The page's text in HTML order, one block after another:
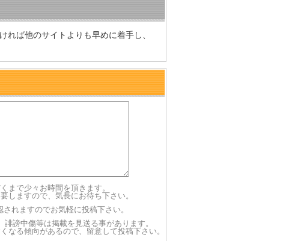
ば他のサイトよりも早めに着手し、
まで少々お時間を頂きます。
しますので、気長にお待ち下さい。
れますのでお気軽に投稿下さい。
謗中傷等は掲載を見送る事があります。
なる傾向があるので、留意して投稿下さい。